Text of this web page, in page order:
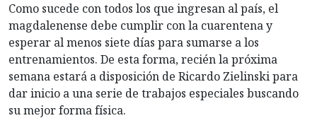
Como sucede con todos los que ingresan al país, el
magdalenense debe cumplir con la cuarentena y
esperar al menos siete días para sumarse a los
entrenamientos. De esta forma, recién la próxima
semana estará a disposición de Ricardo Zielinski para
dar inicio a una serie de trabajos especiales buscando
su mejor forma física.